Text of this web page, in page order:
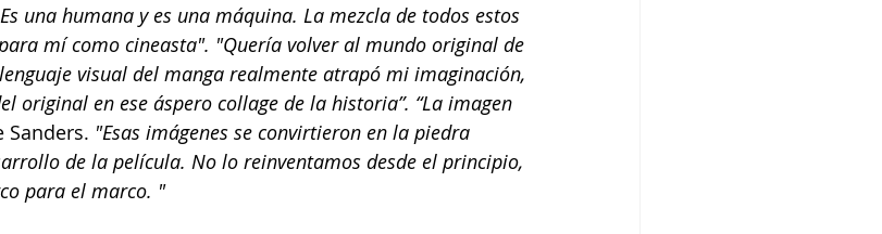
una humana y es una máquina. La mezcla de todos estos
mí como cineasta". "Quería volver al mundo original de
visual del manga realmente atrapó mi imaginación,
original en ese áspero collage de la historia”. “La imagen
Sanders. "Esas imágenes se convirtieron en la piedra
de la película. No lo reinventamos desde el principio,
para el marco. "